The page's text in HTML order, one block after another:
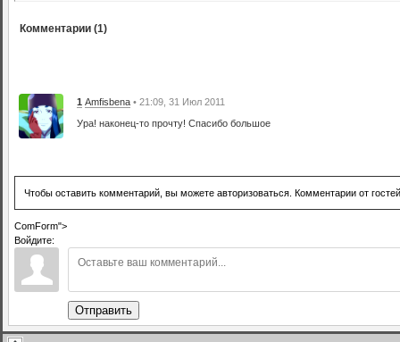
Комментарии (1)
1 Amfisbena • 21:09, 31 Июл 2011
Ура! наконец-то прочту! Спасибо большое
Чтобы оставить комментарий, вы можете авторизоваться. Комментарии от
ComForm">
Войдите:
Отправить